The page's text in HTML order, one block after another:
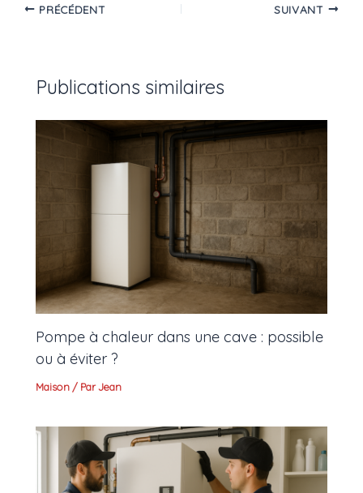
PRÉCÉDENT SUIVANT
Publications similaires
Pompe à chaleur dans une cave : possible
ou à éviter ?
Maison / ParJean